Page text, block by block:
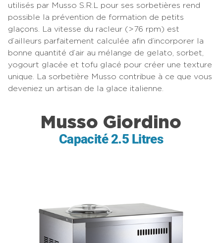
utilisés par Musso S.R.L pour ses sorbetières rend
possible la prévention de formation de petits
glaçons. La vitesse du racleur (>76 rpm) est
d’ailleurs parfaitement calculée afin d’incorporer la
bonne quantité d’air au mélange de gelato, sorbet,
yogourt glacée et tofu glacé pour créer une texture
unique. La sorbetière Musso contribue à ce que vous
deveniez un artisan de la glace italienne.
Musso Giordino
Capacité 2.5 Litres